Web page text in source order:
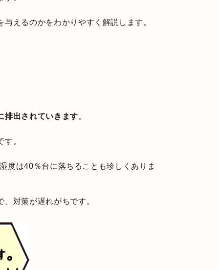
えるのかをわかりやすく解説します。
排出されていきます。
す。
は40％台に落ちることも珍しくありま
対策が遅れがちです。